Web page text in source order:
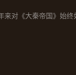
来对《大秦帝国》始